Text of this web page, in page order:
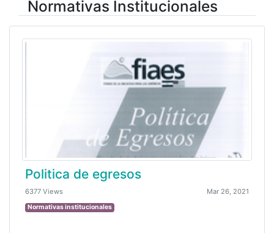
Normativas Institucionales
Politica de egresos
6377 Views Mar 26, 2021
Normativas institucionales